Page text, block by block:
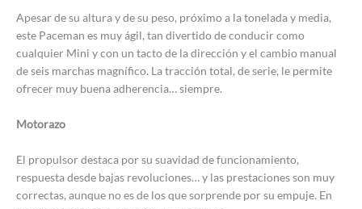
Apesar de su altura y de su peso, próximo a la tonelada y media,
este Paceman es muy ágil, tan divertido de conducir como
cualquier Mini y con un tacto de la dirección y el cambio manual
de seis marchas magnífico. La tracción total, de serie, le permite
ofrecer muy buena adherencia… siempre.
Motorazo
El propulsor destaca por su suavidad de funcionamiento,
respuesta desde bajas revoluciones… y las prestaciones son muy
correctas, aunque no es de los que sorprende por su empuje. En